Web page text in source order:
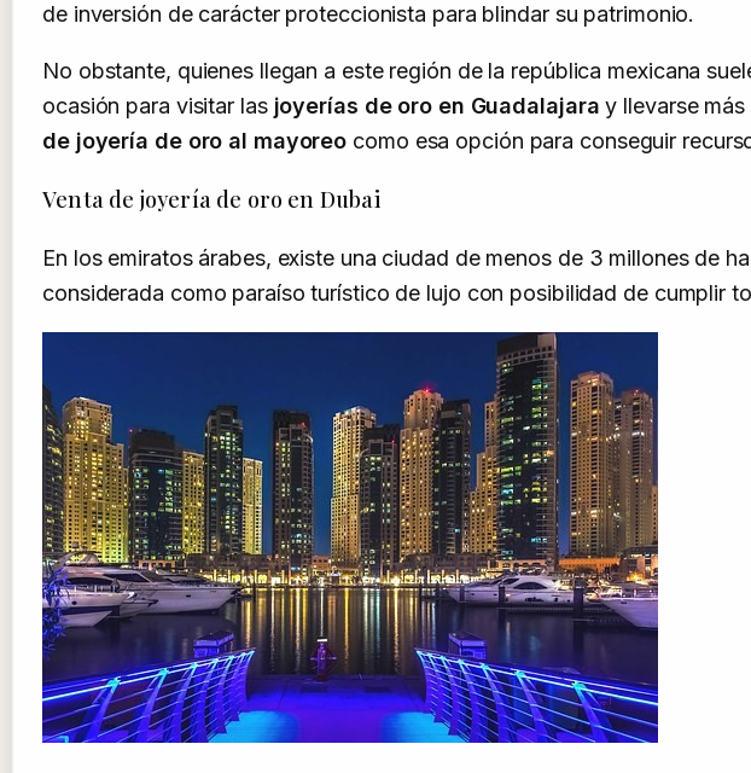
de inversión de carácter proteccionista para blindar su patrimonio.
No obstante, quienes llegan a este región de la república mexicana
ocasión para visitar las joyerías de oro en Guadalajaray llevarse
de joyería de oro al mayoreo como esa opción para conseguir
Venta de joyería de oro en Dubai
En los emiratos árabes, existe una ciudad de menos de 3 millones de
considerada como paraíso turístico de lujo con posibilidad de cumplir